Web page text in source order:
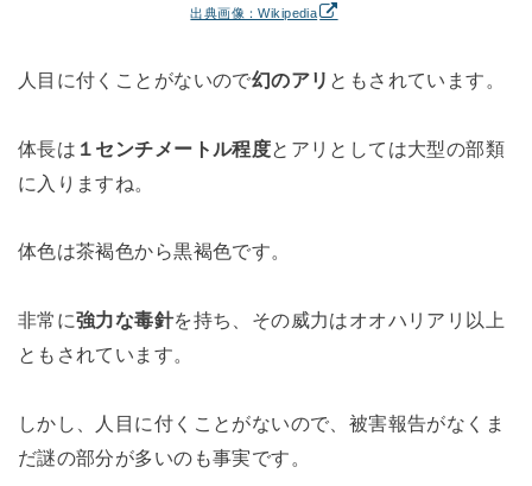
出典画像：Wikipedia
人目に付くことがないので幻のアリ ともされています。
体長は １センチメートル程度とアリとしては大型の部類
に入りますね。
体色は茶褐色から黒褐色です。
非常に強力な毒針を持ち、その威力はオオハリアリ以上
ともされています。
しかし、人目に付くことがないので、被害報告がなくま
だ謎の部分が多いのも事実です。